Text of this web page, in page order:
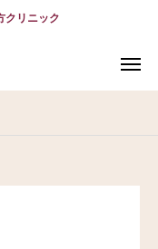
クリニック